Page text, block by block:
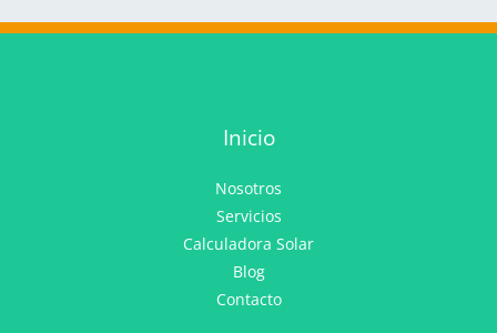
Inicio
Nosotros
Servicios
Calculadora Solar
Blog
Contacto